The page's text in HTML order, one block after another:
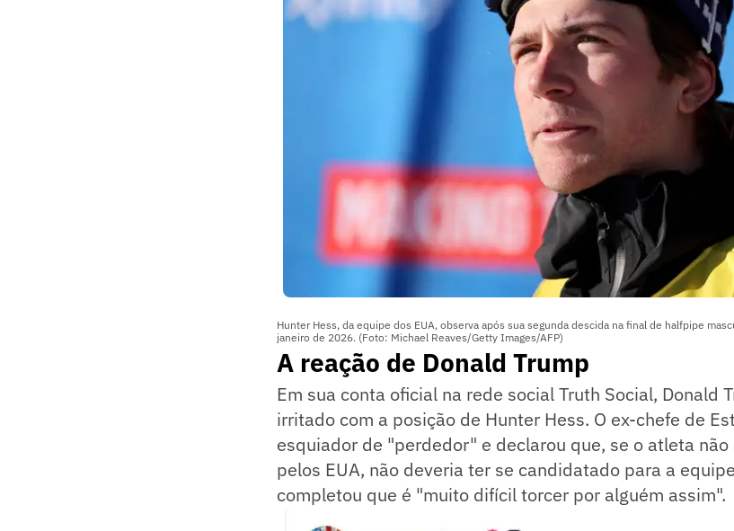
Hunter Hess, da equipe dos EUA, observa após sua segunda descida na final de halfpipe
janeiro de 2026. (Foto: Michael Reaves/Getty Images/AFP)
A reação de Donald Trump
Em sua conta oficial na rede social Truth Social, Donald
irritado com a posição de Hunter Hess. O ex-chefe de
esquiador de "perdedor" e declarou que, se o atleta
pelos EUA, não deveria ter se candidatado para a
completou que é "muito difícil torcer por alguém assim".